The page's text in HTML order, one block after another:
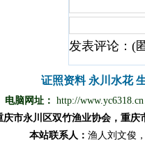
发表评论：(
电脑网址： http://www.yc6318.cn
庆市永川区双竹渔业协会，重庆
本站联系 人 ： 渔 人 刘 文俊 ，
证照资料 永川水花